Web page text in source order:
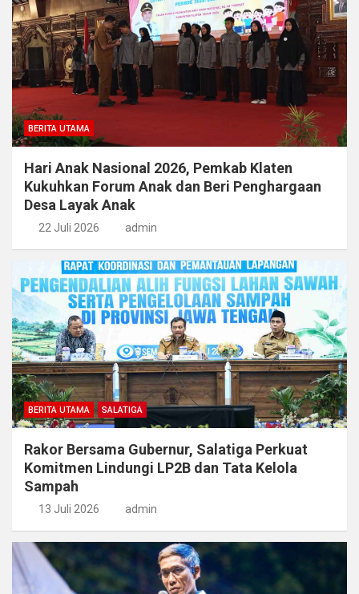
BERITA UTAMA
Hari Anak Nasional 2026, Pemkab Klaten
Kukuhkan Forum Anak dan Beri Penghargaan
Desa Layak Anak
22 Juli 2026 admin
BERITA UTAMA SALATIGA
Rakor Bersama Gubernur, Salatiga Perkuat
Komitmen Lindungi LP2B dan Tata Kelola
Sampah
13 Juli 2026 admin